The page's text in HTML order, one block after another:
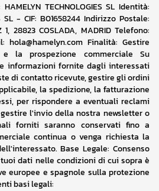
TECHNOLOGIES SL Identità:
SL - CIF: B01658244 Indirizzo Postale:
1, 28823 COSLADA, MADRID Telefono:
hola@hamelyn.com Finalità: Gestire
la prospezione commerciale Su
informazioni fornite dagli interessati
di contatto ricevute, gestire gli ordini
la spedizione, la fatturazione
per rispondere a eventuali reclami
l'invio della nostra newsletter o
forniti saranno conservati fino a
continua o venga richiesta la
Base Legale: Consenso
dati nelle condizioni di cui sopra è
europee e spagnole sulla protezione
basi legali: